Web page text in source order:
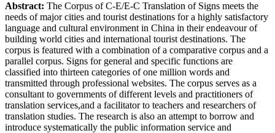
Abstract: The Corpus of C-E/E-C Translation of Signs meets the
needs of major cities and tourist destinations for a highly satisfactory
language and cultural environment in China in their endeavour of
building world cities and international tourist destinations. The
corpus is featured with a combination of a comparative corpus and a
parallel corpus. Signs for general and specific functions are
classified into thirteen categories of one million words and
transmitted through professional websites. The corpus serves as a
consultant to governments of different levels and practitioners of
translation services,and a facilitator to teachers and researchers of
translation studies. The research is also an attempt to borrow and
introduce systematically the public information service and